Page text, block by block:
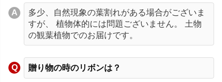
多少、自然現象の葉割れがある場合がございま
すが、 植物体的には問題ございません。 土物
の観葉植物でのお届けです。
贈り物の時のリボンは？